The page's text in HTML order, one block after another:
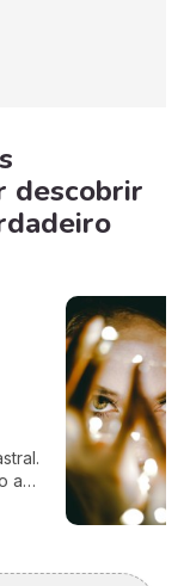
descobrir
a
de
e